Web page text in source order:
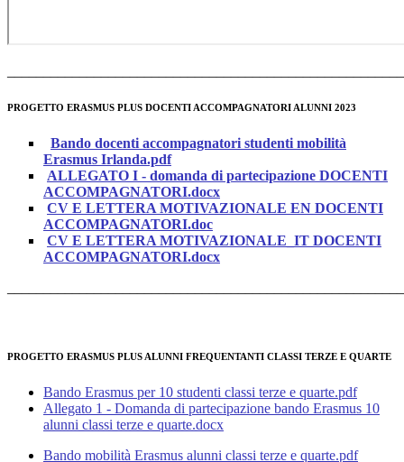
PROGETTO ERASMUS PLUS DOCENTI ACCOMPAGNATORI ALUNNI 2023
Bando docenti accompagnatori studenti mobilità
Erasmus Irlanda.pdf
ALLEGATO I - domanda di partecipazione DOCENTI
ACCOMPAGNATORI.docx
CV E LETTERA MOTIVAZIONALE EN DOCENTI
ACCOMPAGNATORI.doc
CV E LETTERA MOTIVAZIONALE_IT DOCENTI
ACCOMPAGNATORI.docx
PROGETTO ERASMUS PLUS ALUNNI FREQUENTANTI CLASSI TERZE E QUARTE
Bando Erasmus per 10 studenti classi terze e quarte.pdf
Allegato 1 - Domanda di partecipazione bando Erasmus 10
alunni classi terze e quarte.docx
Bando mobilità Erasmus alunni classi terze e quarte.pdf